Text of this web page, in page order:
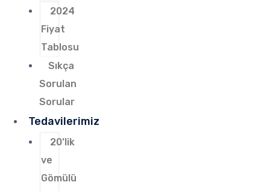
2024
Fiyat
Tablosu
Sıkça
Sorulan
Sorular
Tedavilerimiz
20’lik
ve
Gömülü